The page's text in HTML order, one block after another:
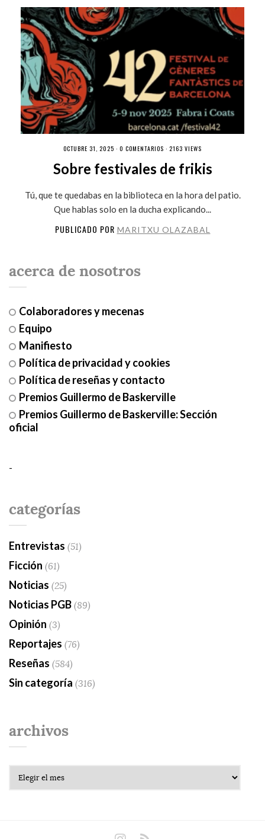
OCTUBRE 31, 2025 · 0 COMENTARIOS · 2163 VIEWS
Sobre festivales de frikis
Tú, que te quedabas en la biblioteca en la hora del patio.
Que hablas solo en la ducha explicando...
PUBLICADO POR MARITXU OLAZABAL
acerca de nosotros
Colaboradores y mecenas
Equipo
Manifiesto
Política de privacidad y cookies
Política de reseñas y contacto
Premios Guillermo de Baskerville
Premios Guillermo de Baskerville: Sección
oficial
-
categorías
Entrevistas (51)
Ficción (61)
Noticias (25)
Noticias PGB(89)
Opinión (3)
Reportajes (76)
Reseñas (584)
Sin categoría (316)
archivos